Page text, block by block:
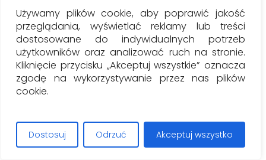
Używamy plików cookie, aby poprawić jakość
przeglądania, wyświetlać reklamy lub treści
dostosowane do indywidualnych potrzeb
użytkowników oraz analizować ruch na stronie.
Kliknięcie przycisku „Akceptuj wszystkie” oznacza
zgodę na wykorzystywanie przez nas plików
cookie.
Dostosuj Odrzuć Akceptuj wszystko
Club Concert
0.00€ – 60.00
Zakres
cen:
od
0.00€
do